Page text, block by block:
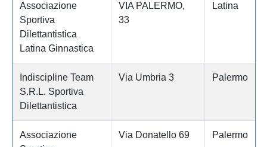
Associazione
Sportiva
Dilettantistica
Latina Ginnastica
VIA PALERMO,
33
Latina
Indiscipline Team
S.R.L. Sportiva
Dilettantistica
Via Umbria 3 Palermo
Associazione
Via Donatello 69 Palermo